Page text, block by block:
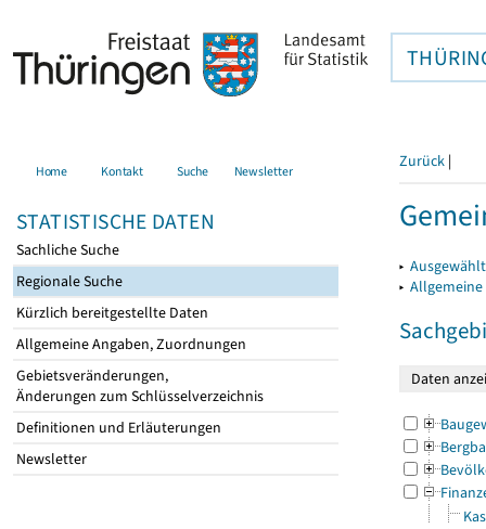
Home Kontakt Suche Newsletter
STATISTISCHE DATEN
Sachliche Suche
Regionale Suche
Kürzlich bereitgestellte Daten
Allgemeine Angaben, Zuordnungen
Gebietsveränderungen,
Änderungen zum Schlüsselverzeichnis
Definitionen und Erläuterungen
Newsletter
Zurück |
▸
▸